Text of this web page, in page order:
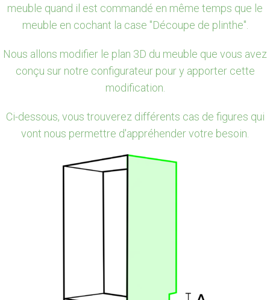
meuble quand il est commandé en même temps que le
meuble en cochant la case "Découpe de plinthe".
Nous allons modifier le plan 3D du meuble que vous avez
conçu sur notre configurateur pour y apporter cette
modification.
Ci-dessous, vous trouverez différents cas de figures qui
vont nous permettre d'appréhender votre besoin.